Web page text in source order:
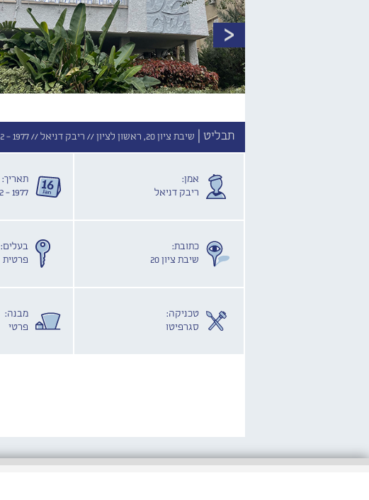
תבליט | שיבת ציון 20, ראשון לציון // ריבק דניאל //1977 - 1982
אמן:
ריבק דניאל
תאריך:
1977 - 1982
כתובת:
שיבת ציון 20
בעלים:
פרטית
טכניקה:
סגרפיטו
מבנה:
פרטי